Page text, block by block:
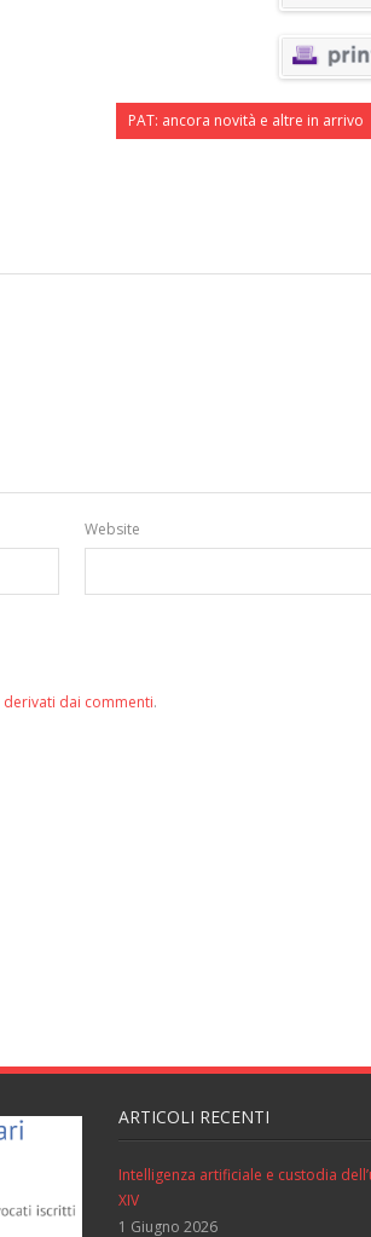
PAT: ancora novità e altre in arrivo
Website
dai commenti.
ARTICOLI RECENTI
Intelligenza artificiale e custodia
XIV
1 Giugno 2026